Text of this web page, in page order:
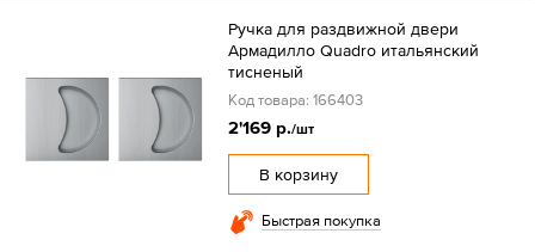
Ручка для раздвижной двери
Армадилло Quadro итальянский
тисненый
Код товара: 166403
2'169 р./шт
В корзину
Быстрая покупка